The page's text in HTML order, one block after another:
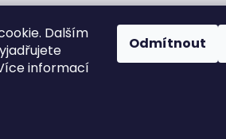
Dalším
informací
Odmítnout
ochrany osobních údajů Doprava a